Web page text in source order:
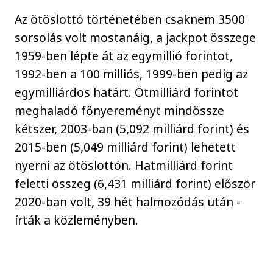
Az ötöslottó történetében csaknem 3500
sorsolás volt mostanáig, a jackpot összege
1959-ben lépte át az egymillió forintot,
1992-ben a 100 milliós, 1999-ben pedig az
egymilliárdos határt. Ötmilliárd forintot
meghaladó főnyereményt mindössze
kétszer, 2003-ban (5,092 milliárd forint) és
2015-ben (5,049 milliárd forint) lehetett
nyerni az ötöslottón. Hatmilliárd forint
feletti összeg (6,431 milliárd forint) először
2020-ban volt, 39 hét halmozódás után -
írták a közleményben.